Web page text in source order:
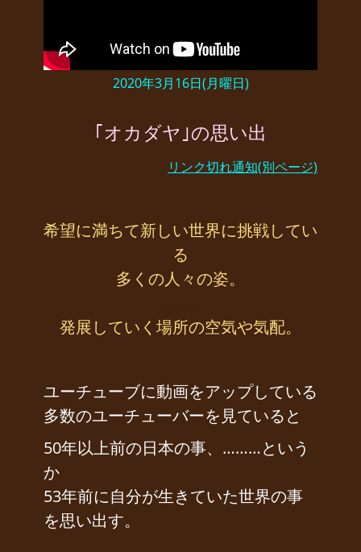
2020年3月16日(月曜日)
｢オカダヤ｣の思い出
リンク切れ通知(別ページ)
希望に満ちて新しい世界に挑戦してい
る
多くの人々の姿。
発展していく場所の空気や気配。
ユーチューブに動画をアップしている
多数のユーチューバーを見ていると
50年以上前の日本の事、………という
か
53年前に自分が生きていた世界の事
を思い出す。